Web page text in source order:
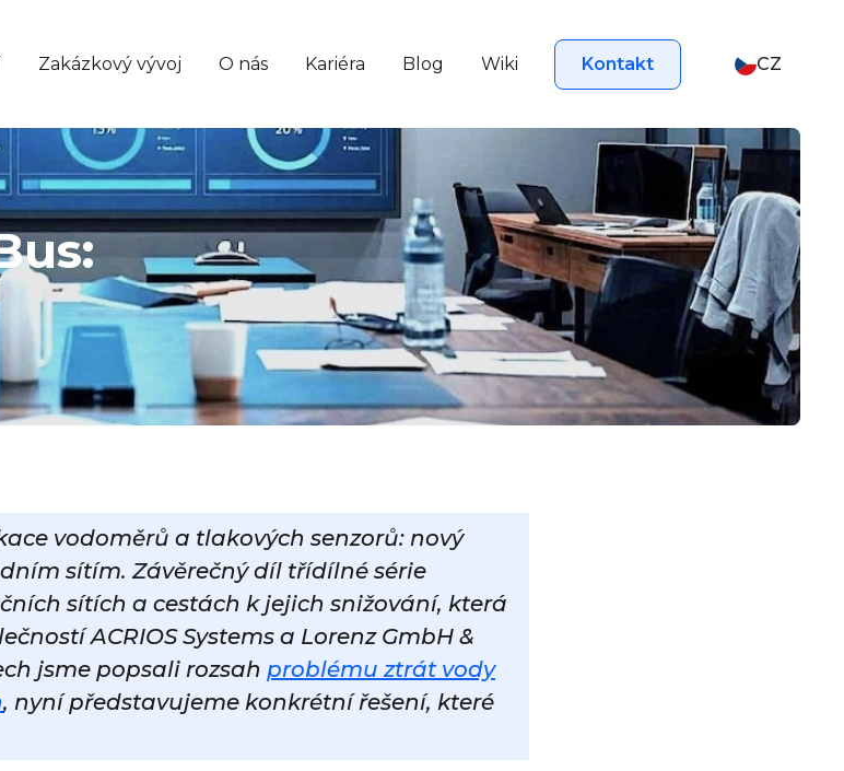
Zakázkový vývoj O nás Kariéra Blog Wiki Kontakt CZ
vodoměrů a tlakových senzorů: nový
sítím. Závěrečný díl třídílné série
sítích a cestách k jejich snižování, která
ACRIOS Systems a Lorenz GmbH &
jsme popsali rozsah problému ztrát vody
, nyní představujeme konkrétní řešení, které